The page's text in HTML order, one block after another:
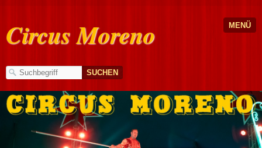
MENÜ
Circus Moreno